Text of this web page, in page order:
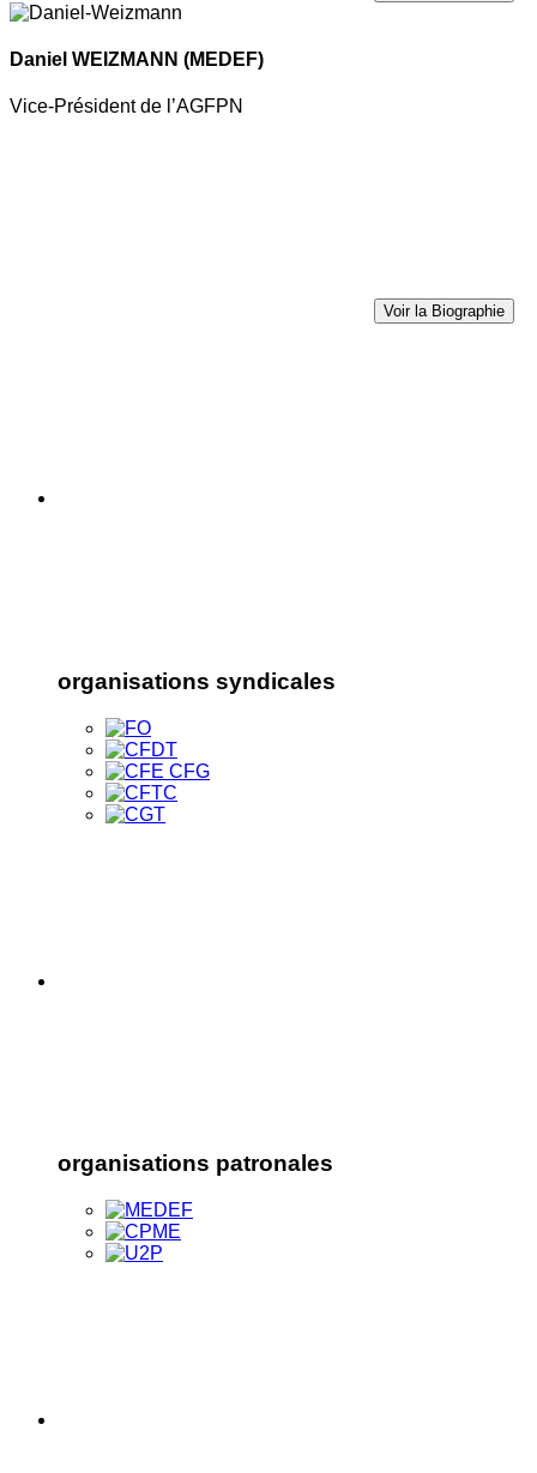
Daniel WEIZMANN (MEDEF)
Vice-Président de l’AGFPN
Voir la Biographie
organisations syndicales
organisations patronales